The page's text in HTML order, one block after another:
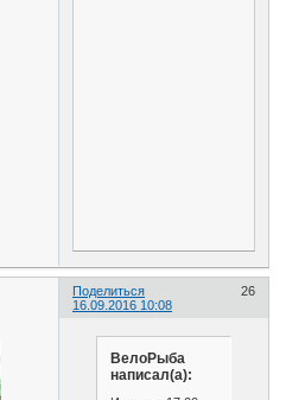
Поделиться
26
16.09.2016 10:08
ВелоРыба
написал(а):